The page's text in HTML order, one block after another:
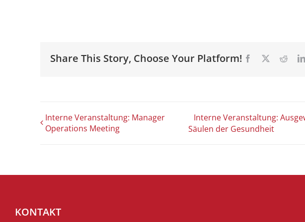
Share This Story, Choose Your Platform! Facebook
X Reddit
Interne Veranstaltung: Manager
Operations Meeting
Interne Veranstaltung:
Säulen der Gesundheit
KONTAKT